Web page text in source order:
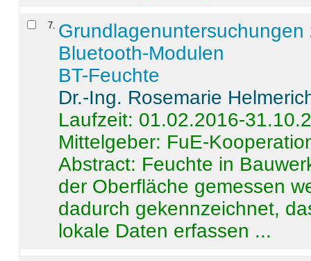
7
Bluetooth-Modulen
BT-Feuchte
Dr.-Ing. Rosemarie
Laufzeit: 01.02.2016-
Mittelgeber: FuE-
Abstract: Feuchte in
der Oberfläche gemessen
dadurch gekennzeichnet,
lokale Daten erfassen ...